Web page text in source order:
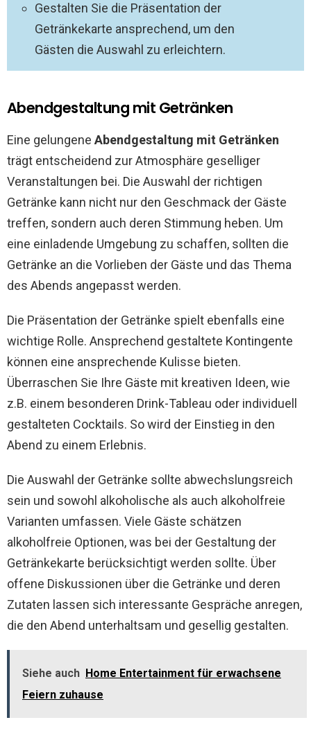
Gestalten Sie die Präsentation der
Getränkekarte ansprechend, um den
Gästen die Auswahl zu erleichtern.
Abendgestaltung mit Getränken
Eine gelungene Abendgestaltung mit Getränken
trägt entscheidend zur Atmosphäre geselliger
Veranstaltungen bei. Die Auswahl der richtigen
Getränke kann nicht nur den Geschmack der Gäste
treffen, sondern auch deren Stimmung heben. Um
eine einladende Umgebung zu schaffen, sollten die
Getränke an die Vorlieben der Gäste und das Thema
des Abends angepasst werden.
Die Präsentation der Getränke spielt ebenfalls eine
wichtige Rolle. Ansprechend gestaltete Kontingente
können eine ansprechende Kulisse bieten.
Überraschen Sie Ihre Gäste mit kreativen Ideen, wie
z.B. einem besonderen Drink-Tableau oder individuell
gestalteten Cocktails. So wird der Einstieg in den
Abend zu einem Erlebnis.
Die Auswahl der Getränke sollte abwechslungsreich
sein und sowohl alkoholische als auch alkoholfreie
Varianten umfassen. Viele Gäste schätzen
alkoholfreie Optionen, was bei der Gestaltung der
Getränkekarte berücksichtigt werden sollte. Über
offene Diskussionen über die Getränke und deren
Zutaten lassen sich interessante Gespräche anregen,
die den Abend unterhaltsam und gesellig gestalten.
Siehe auch Home Entertainment für erwachsene
Feiern zuhause